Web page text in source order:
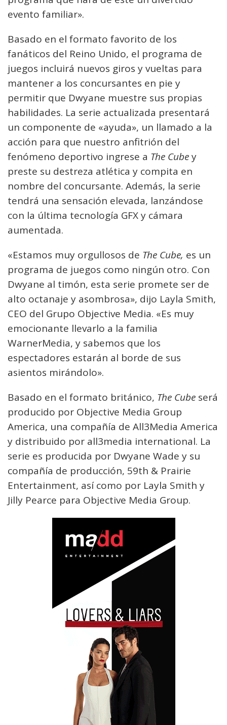
evento familiar».
Basado en el formato favorito de los
fanáticos del Reino Unido, el programa de
juegos incluirá nuevos giros y vueltas para
mantener a los concursantes en pie y
permitir que Dwyane muestre sus propias
habilidades. La serie actualizada presentará
un componente de «ayuda», un llamado a la
acción para que nuestro anfitrión del
fenómeno deportivo ingrese a The Cubey
preste su destreza atlética y compita en
nombre del concursante. Además, la serie
tendrá una sensación elevada, lanzándose
con la última tecnología GFX y cámara
aumentada.
«Estamos muy orgullosos de The Cube, es un
programa de juegos como ningún otro. Con
Dwyane al timón, esta serie promete ser de
alto octanaje y asombrosa», dijo Layla Smith,
CEO del Grupo Objective Media. «Es muy
emocionante llevarlo a la familia
WarnerMedia, y sabemos que los
espectadores estarán al borde de sus
asientos mirándolo».
Basado en el formato británico, The Cube será
producido por Objective Media Group
America, una compañía de All3Media America
y distribuido por all3media international. La
serie es producida por Dwyane Wade y su
compañía de producción, 59th & Prairie
Entertainment, así como por Layla Smith y
Jilly Pearce para Objective Media Group.